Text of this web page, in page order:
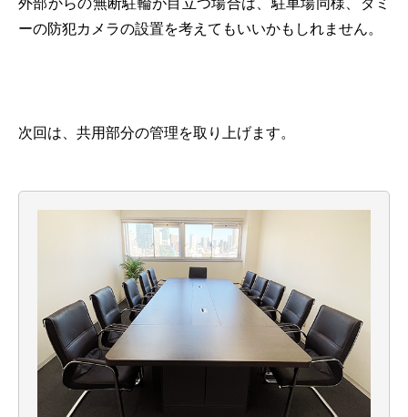
ーの防犯カメラの設置を考えてもいいかもしれません。
次回は、共用部分の管理を取り上げます。